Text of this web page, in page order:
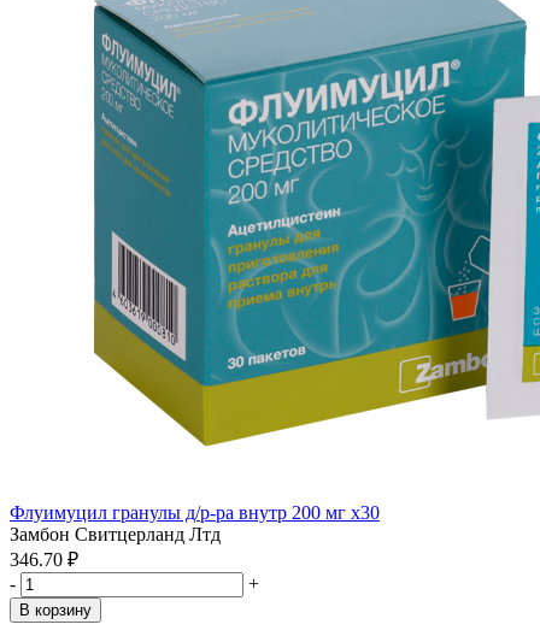
Флуимуцил гранулы д/р-ра внутр 200 мг x30
Замбон Свитцерланд Лтд
346.70 ₽
-
+
В корзину